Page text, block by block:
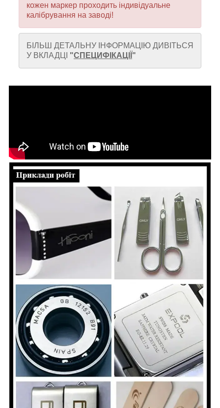
кожен маркер проходить індивідуальне
калібрування на заводі!
БІЛЬШ ДЕТАЛЬНУ ІНФОРМАЦІЮ ДИВІТЬСЯ
У ВКЛАДЦІ "СПЕЦИФІКАЦІЇ "